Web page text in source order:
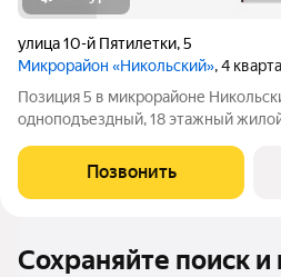
улица 10-й Пятилетки,5
Микрорайон «Никольский», 4
Позиция 5 в микрорайоне
одноподъездный, 18 этажный
тщательно продуманные
до 3-комнатных, а также
Позвонить
Сохраняйте поиск и